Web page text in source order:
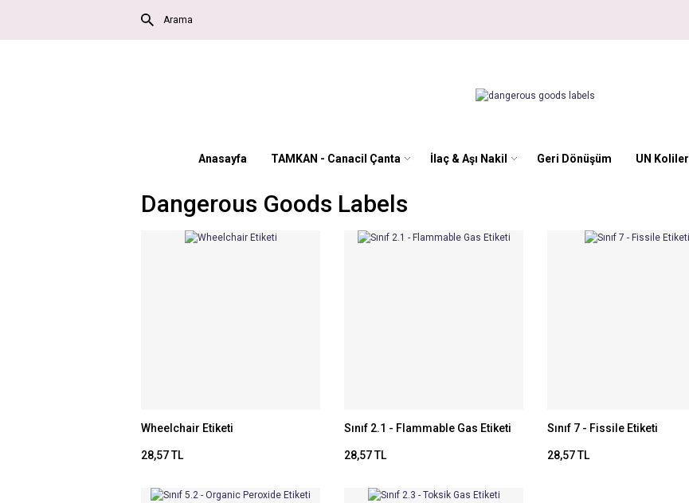
Anasayfa TAMKAN - Canacil Çanta İlaç & Aşı Nakil Geri Dönüşüm UN Koliler
Dangerous Goods Labels
Wheelchair Etiketi
28,57 TL
Sınıf 2.1 - Flammable Gas Etiketi
28,57 TL
Sınıf 7 - Fissile Etiketi
28,57 TL